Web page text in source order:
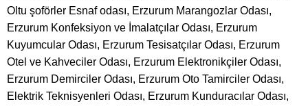
Oltu şoförler Esnaf odası, Erzurum Marangozlar Odası,
Erzurum Konfeksiyon ve İmalatçılar Odası, Erzurum
Kuyumcular Odası, Erzurum Tesisatçılar Odası, Erzurum
Otel ve Kahveciler Odası, Erzurum Elektronikçiler Odası,
Erzurum Demirciler Odası, Erzurum Oto Tamirciler Odası,
Elektrik Teknisyenleri Odası, Erzurum Kunduracılar Odası,